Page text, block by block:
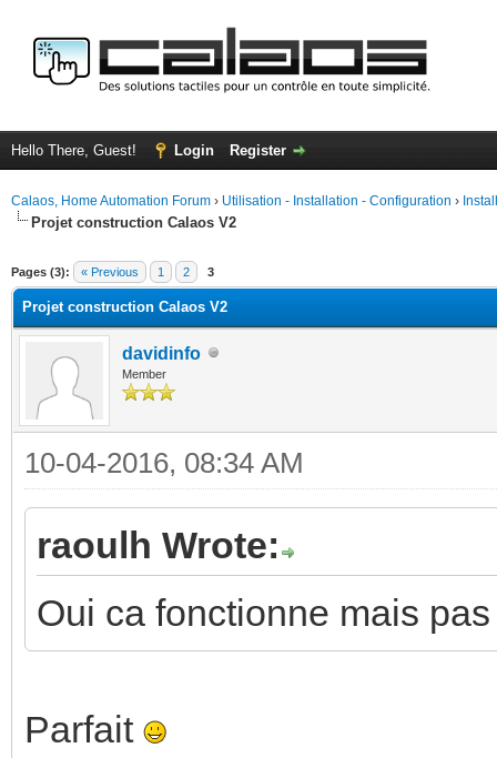
Hello There, Guest! Login Register
Calaos, Home Automation Forum › Utilisation - Installation - Configuration ›
Projet construction Calaos V2
Pages (3): « Previous 1 2 3
Projet construction Calaos V2
davidinfo
Member
10-04-2016, 08:34 AM
raoulh Wrote:
Oui ca fonctionne mais
Parfait